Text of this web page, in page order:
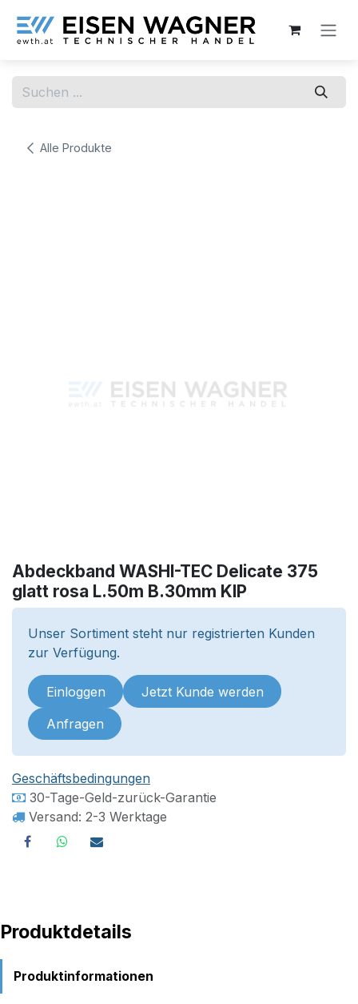
Alle Produkte
Abdeckband WASHI-TEC Delicate 375
glatt rosa L.50m B.30mm KIP
Unser Sortiment steht nur registrierten Kunden
zur Verfügung.
Einloggen Jetzt Kunde werden
Anfragen
Geschäftsbedingungen
30-Tage-Geld-zurück-Garantie
Versand: 2-3 Werktage
Produktdetails
Produktinformationen